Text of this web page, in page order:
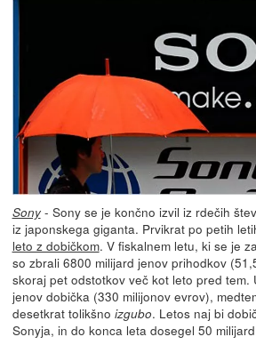
Sony- Sony se je končno izvil iz rdečih
iz japonskega giganta. Prvikrat po petih
leto z dobičkom. V fiskalnem letu, ki se je
so zbrali 6800 milijard jenov prihodkov
skoraj pet odstotkov več kot leto pred tem.
jenov dobička (330 milijonov evrov),
desetkrat tolikšno izgubo. Letos naj bi
Sonyja, in do konca leta dosegel 50